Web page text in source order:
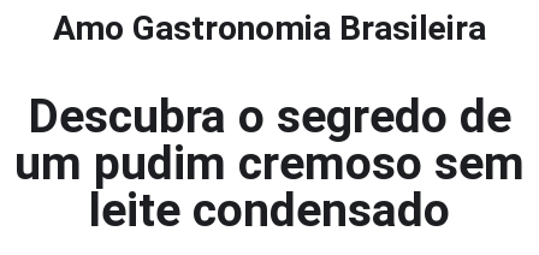
Amo Gastronomia Brasileira
Descubra o segredo de
um pudim cremoso sem
leite condensado